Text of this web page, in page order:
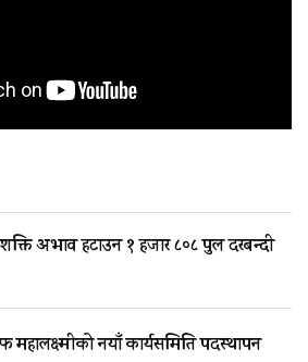
शल्यक्रिया आवश्यक पर्छ
अभाव हटाउन १ हजार ८०८ पुल दरबन्दी
नयाँ कार्यसमिति पदस्थापन